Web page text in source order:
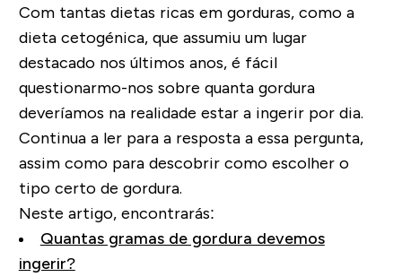
Com tantas dietas ricas em gorduras, como a
dieta cetogénica, que assumiu um lugar
destacado nos últimos anos, é fácil
questionarmo-nos sobre quanta gordura
deveríamos na realidade estar a ingerir por dia.
Continua a ler para a resposta a essa pergunta,
assim como para descobrir como escolher o
tipo certo de gordura.
Neste artigo, encontrarás:
Quantas gramas de gordura devemos
ingerir?